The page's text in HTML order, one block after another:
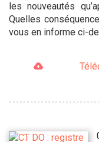
les nouveautés
Quelles
vous en informe ci-